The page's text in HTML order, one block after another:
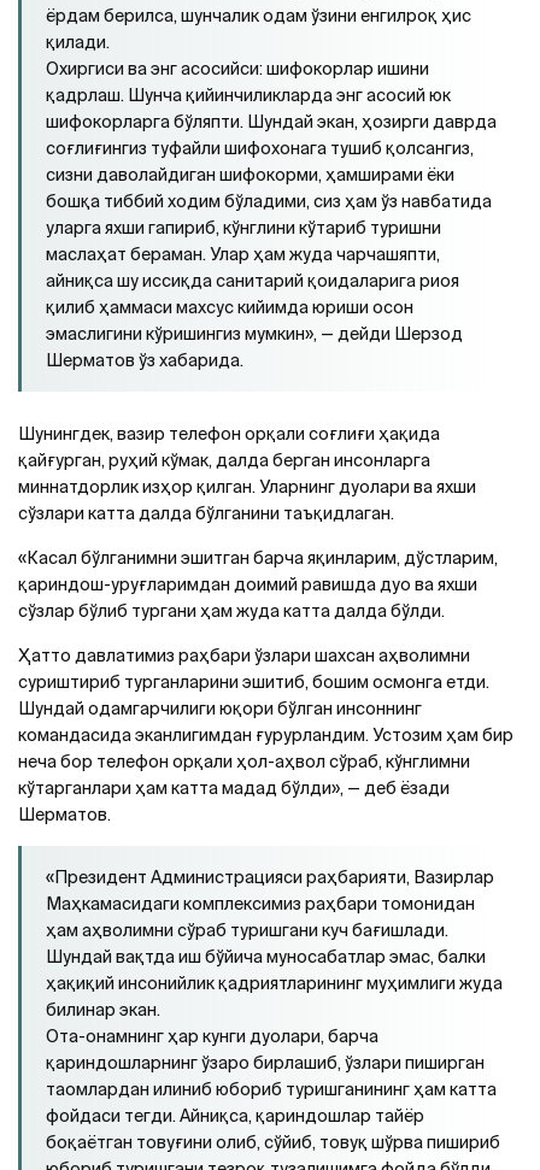
ёрдам берилса, шунчалик одам ўзини енгилроқ ҳис
қилади.
Охиргиси ва энг асосийси: шифокорлар ишини
қадрлаш. Шунча қийинчиликларда энг асосий юк
шифокорларга бўляпти. Шундай экан, ҳозирги даврда
соғлиғингиз туфайли шифохонага тушиб қолсангиз,
сизни даволайдиган шифокорми, ҳамширами ёки
бошқа тиббий ходим бўладими, сиз ҳам ўз навбатида
уларга яхши гапириб, кўнглини кўтариб туришни
маслаҳат бераман. Улар ҳам жуда чарчашяпти,
айниқса шу иссиқда санитарий қоидаларига риоя
қилиб ҳаммаси махсус кийимда юриши осон
эмаслигини кўришингиз мумкин», — дейди Шерзод
Шерматов ўз хабарида.
Шунингдек, вазир телефон орқали соғлиғи ҳақида
қайғурган, руҳий кўмак, далда берган инсонларга
миннатдорлик изҳор қилган. Уларнинг дуолари ва яхши
сўзлари катта далда бўлганини таъқидлаган.
«Касал бўлганимни эшитган барча яқинларим, дўстларим,
қариндош-уруғларимдан доимий равишда дуо ва яхши
сўзлар бўлиб тургани ҳам жуда катта далда бўлди.
Ҳатто давлатимиз раҳбари ўзлари шахсан аҳволимни
суриштириб турганларини эшитиб, бошим осмонга етди.
Шундай одамгарчилиги юқори бўлган инсоннинг
командасида эканлигимдан ғурурландим. Устозим ҳам бир
неча бор телефон орқали ҳол-аҳвол сўраб, кўнглимни
кўтарганлари ҳам катта мадад бўлди», — деб ёзади
Шерматов.
«Президент Администрацияси раҳбарияти, Вазирлар
Маҳкамасидаги комплексимиз раҳбари томонидан
ҳам аҳволимни сўраб туришгани куч бағишлади.
Шундай вақтда иш бўйича муносабатлар эмас, балки
ҳақиқий инсонийлик қадриятларининг муҳимлиги жуда
билинар экан.
Ота-онамнинг ҳар кунги дуолари, барча
қариндошларнинг ўзаро бирлашиб, ўзлари пиширган
таомлардан илиниб юбориб туришганининг ҳам катта
фойдаси тегди. Айниқса, қариндошлар тайёр
боқаётган товуғини олиб, сўйиб, товуқ шўрва пишириб